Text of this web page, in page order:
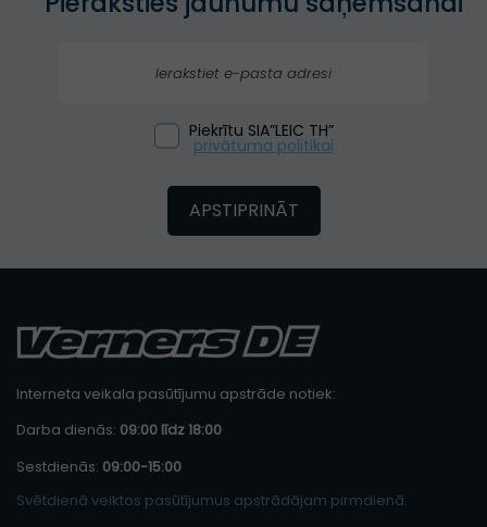
Piekrītu SIA”LEIC TH”
privātuma politikai
APSTIPRINĀT
Interneta veikala pasūtījumu apstrāde notiek:
Darba dienās: 09:00 līdz 18:00
Sestdienās: 09:00-15:00
Svētdienā veiktos pasūtījumus apstrādājam pirmdienā.